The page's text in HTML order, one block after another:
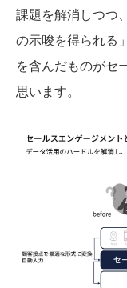
課題を解消しつつ
の示唆を得られる
を含んだものがセ
思います。